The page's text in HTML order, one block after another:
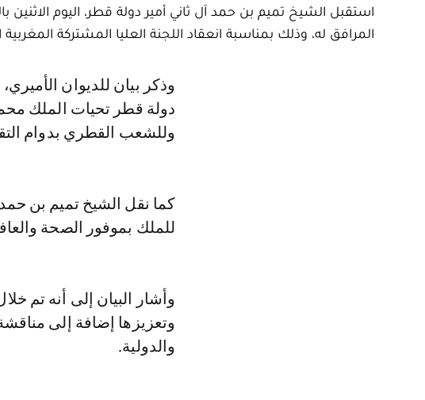
استقبل الشيخ تميم بن حمد آل ثاني أمير دولة قطر، اليوم الاثنين
المرافق له، وذلك بمناسبة انعقاد اللجنة العليا المشتركة المغربية
وذكر بيان للديوان الأميري، بثته وكالة الأنباء القطرية "قنا"، أن أخنوش، نقل لأمير
دولة قطر تحيات الملك
وللشعب القطري بدوام
كما نقل الشيخ تميم بن حمد
للملك بموفور الصحة
وأشار البيان إلى أنه تم
وتعزيزها إضافة إلى
والدولية.